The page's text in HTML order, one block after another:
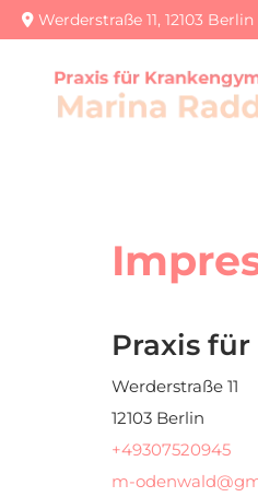
 Werderstraße 11, 12103 Berlin
Praxis
Werderstraße 11
12103 Berlin
+49307520945
m-